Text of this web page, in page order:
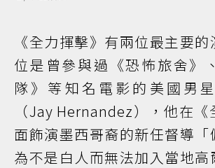
《全力揮擊》有兩位最主要
位是曾參與過《恐怖旅舍》
隊》等知名電影的美國男
（Jay Hernandez），他在
面飾演墨西哥裔的新任督導「
為不是白人而無法加入當地高